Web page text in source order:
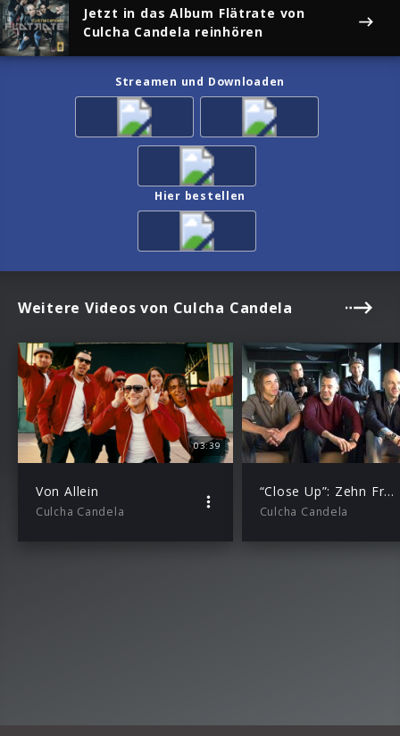
Jetzt in das Album Flätrate von
Culcha Candela reinhören
Streamen und Downloaden
Hier bestellen
Weitere Videos von Culcha Candela
03:39
Von Allein
Culcha Candela
“Close Up”: Zehn Fragen an Culcha Candela
Culcha Candela